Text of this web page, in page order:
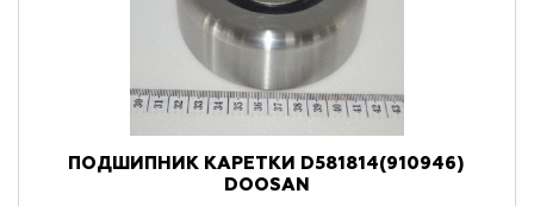
ПОДШИПНИК КАРЕТКИ D581814(910946)
DOOSAN